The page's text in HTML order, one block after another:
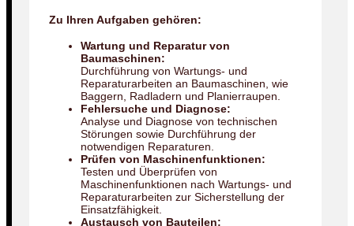
Zu Ihren Aufgaben gehören:
Wartung und Reparatur von
Baumaschinen:
Durchführung von Wartungs- und
Reparaturarbeiten an Baumaschinen, wie
Baggern, Radladern und Planierraupen.
Fehlersuche und Diagnose:
Analyse und Diagnose von technischen
Störungen sowie Durchführung der
notwendigen Reparaturen.
Prüfen von Maschinenfunktionen:
Testen und Überprüfen von
Maschinenfunktionen nach Wartungs- und
Reparaturarbeiten zur Sicherstellung der
Einsatzfähigkeit.
Austausch von Bauteilen: